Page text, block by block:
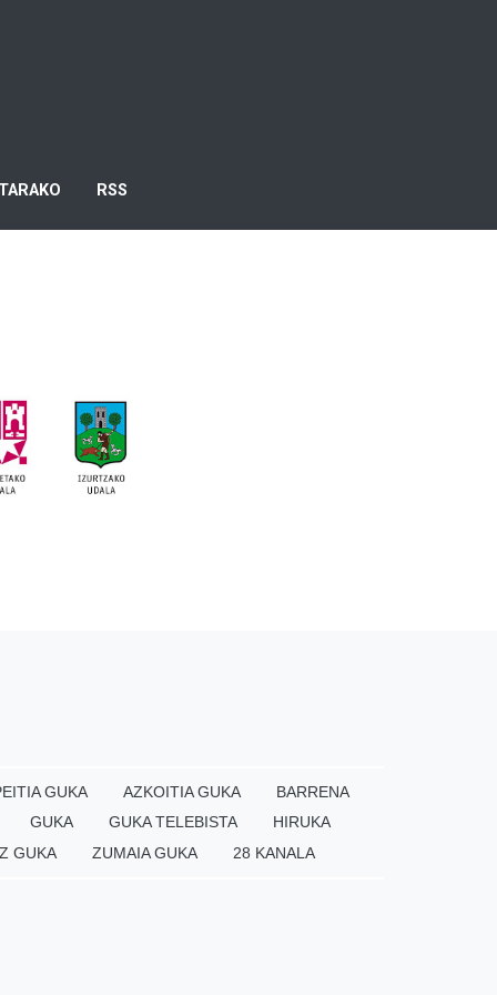
RSS
GUKA AZKOITIA GUKA
BARRENA
GUKA
GUKA TELEBISTA
HIRUKA
GUKA
ZUMAIA GUKA 28 KANALA